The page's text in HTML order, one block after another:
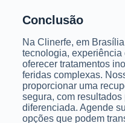
Conclusão
Na Clinerfe, em
tecnologia,
oferecer tratamentos
feridas complexas.
proporcionar uma
segura, com
diferenciada. Agende
opções que podem